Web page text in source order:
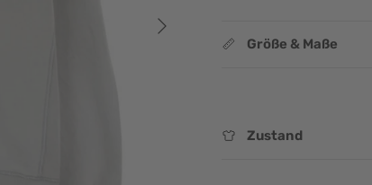
Nächste
Größe & Maße
Zustand